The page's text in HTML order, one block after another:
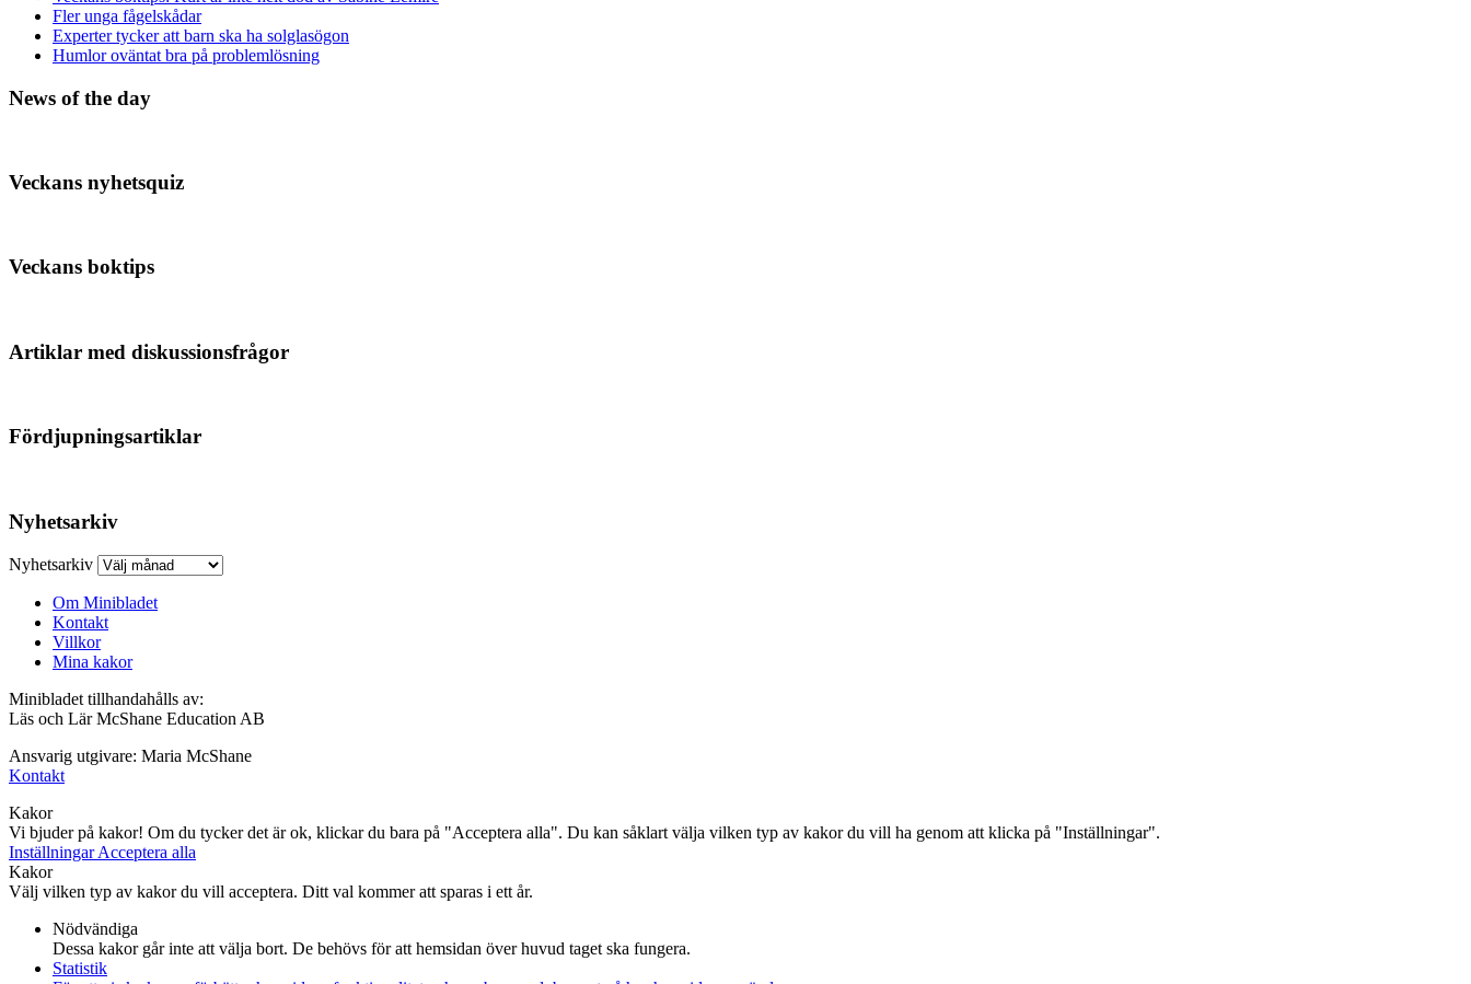
Fler unga fågelskådar
Experter tycker att barn ska ha solglasögon
Humlor oväntat bra på problemlösning
News of the day
Veckans nyhetsquiz
Veckans boktips
Artiklar med diskussionsfrågor
Fördjupningsartiklar
Nyhetsarkiv
Nyhetsarkiv
Om Minibladet
Kontakt
Villkor
Mina kakor
Minibladet tillhandahålls av:
Läs och Lär McShane Education AB
Ansvarig utgivare: Maria McShane
Kontakt
Kakor
Vi bjuder på kakor! Om du tycker det är ok, klickar du bara på "Acceptera alla". Du kan såklart välja vilken typ av kakor du vill ha genom att klicka på "Inställningar".
InställningarAcceptera alla
Kakor
Välj vilken typ av kakor du vill acceptera. Ditt val kommer att sparas i ett år.
Nödvändiga
Dessa kakor går inte att välja bort. De behövs för att hemsidan över huvud taget ska fungera.
Statistik